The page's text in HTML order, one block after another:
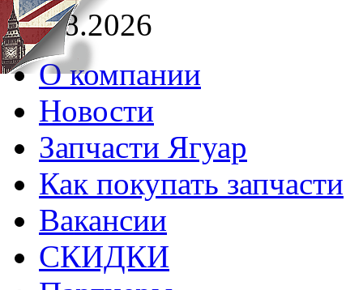
06.08.2026
О компании
Новости
Запчасти Ягуар
Как покупать запчасти
Вакансии
СКИДКИ